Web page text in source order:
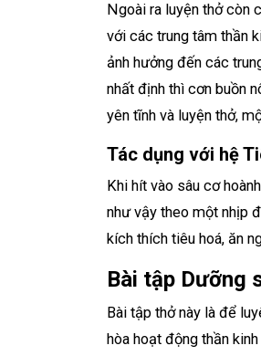
Ngoài ra luyện thở còn
với các trung tâm thần
ảnh hưởng đến các
nhất định thì cơn buồn
yên tĩnh và luyện thở,
Tác dụng với hệ
Khi hít vào sâu cơ
như vậy theo một nhịp
kích thích tiêu hoá, ăn
Bài tập Dưỡng
Bài tập thở này là để
hòa hoạt động thần